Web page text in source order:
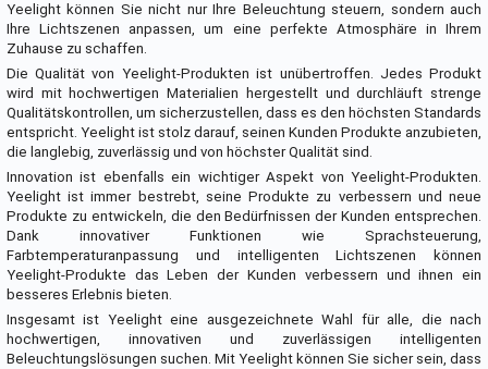
Yeelight können Sie nicht nur Ihre Beleuchtung steuern, sondern auch
Ihre Lichtszenen anpassen, um eine perfekte Atmosphäre in Ihrem
Zuhause zu schaffen.
Die Qualität von Yeelight-Produkten ist unübertroffen. Jedes Produkt
wird mit hochwertigen Materialien hergestellt und durchläuft strenge
Qualitätskontrollen, um sicherzustellen, dass es den höchsten Standards
entspricht. Yeelight ist stolz darauf, seinen Kunden Produkte anzubieten,
die langlebig, zuverlässig und von höchster Qualität sind.
Innovation ist ebenfalls ein wichtiger Aspekt von Yeelight-Produkten.
Yeelight ist immer bestrebt, seine Produkte zu verbessern und neue
Produkte zu entwickeln, die den Bedürfnissen der Kunden entsprechen.
Dank innovativer Funktionen wie Sprachsteuerung,
Farbtemperaturanpassung und intelligenten Lichtszenen können
Yeelight-Produkte das Leben der Kunden verbessern und ihnen ein
besseres Erlebnis bieten.
Insgesamt ist Yeelight eine ausgezeichnete Wahl für alle, die nach
hochwertigen, innovativen und zuverlässigen intelligenten
Beleuchtungslösungen suchen. Mit Yeelight können Sie sicher sein, dass